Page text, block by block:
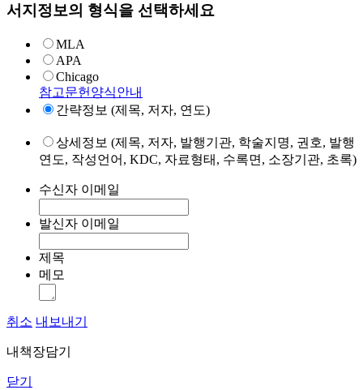
서지정보의 형식을 선택하세요
MLA
APA
Chicago
참고문헌양식안내
간략정보 (제목, 저자, 연도)
상세정보 (제목, 저자, 발행기관, 학술지명, 권호, 발행
연도, 작성언어, KDC, 자료형태, 수록면, 소장기관, 초록)
수신자 이메일
발신자 이메일
제목
메모
취소 내보내기
내책장담기
닫기